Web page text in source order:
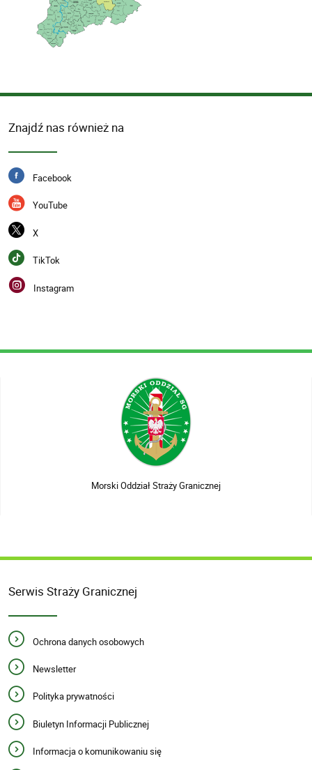
Znajdź nas również na
Facebook
YouTube
X
TikTok
Instagram
Morski Oddział Straży Granicznej
Serwis Straży Granicznej
Ochrona danych osobowych
Newsletter
Polityka prywatności
Biuletyn Informacji Publicznej
Informacja o komunikowaniu się